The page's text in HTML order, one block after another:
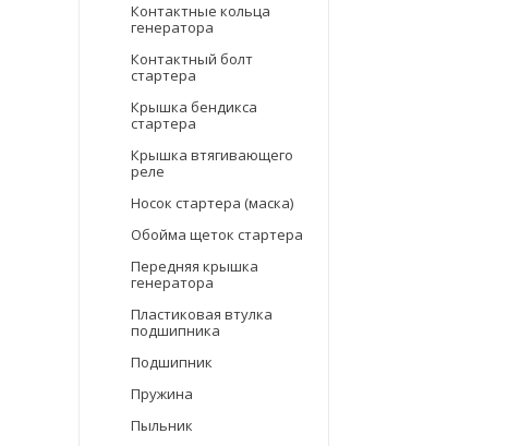
Контактные кольца
генератора
Контактный болт
стартера
Крышка бендикса
стартера
Крышка втягивающего
реле
Носок стартера (маска)
Обойма щеток стартера
Передняя крышка
генератора
Пластиковая втулка
подшипника
Подшипник
Пружина
Пыльник